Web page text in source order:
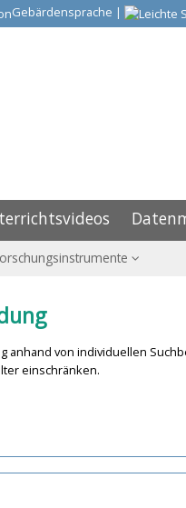
Gebärdensprache |
anhand von individuellen
einschränken.